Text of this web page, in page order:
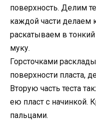
поверхность. Делим
каждой части
раскатываем в
муку.
Горсточками
поверхности пласта,
Вторую часть теста
ею пласт с начинкой.
пальцами.